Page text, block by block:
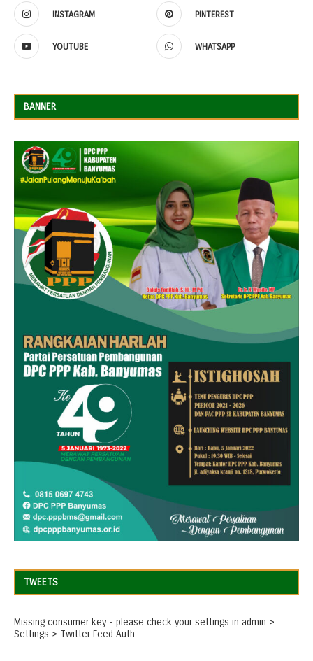
INSTAGRAM PINTEREST
YOUTUBE WHATSAPP
BANNER
TWEETS
Missing consumer key - please check your settings in admin >
Settings > Twitter Feed Auth